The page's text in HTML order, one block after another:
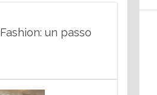
un passo